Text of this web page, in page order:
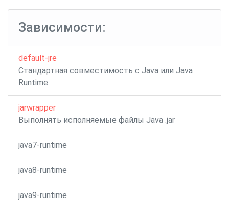
записям
common
Зависимости:
default-jre
Стандартная совместимость с Java или Java
Runtime
jarwrapper
Выполнять исполняемые файлы Java .jar
java7-runtime
java8-runtime
java9-runtime